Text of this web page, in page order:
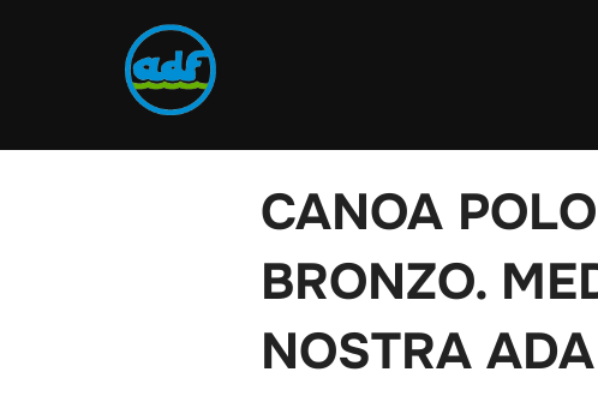
CANOA
BRONZO.
NOSTRA